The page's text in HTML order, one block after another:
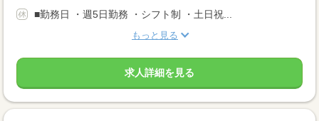
■勤務日 ・週5日勤務 ・シフト制 ・土日祝...
もっと見る
求人詳細を見る